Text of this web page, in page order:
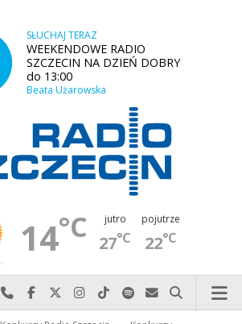
SŁUCHAJ TERAZ
WEEKENDOWE RADIO
SZCZECIN NA DZIEŃ DOBRY
do 13:00
Beata Użarowska
14°C jutro
27°C
pojutrze
22°C
Najlepiej po prostu do nas zadzwoń
Odwiedź nas na Facebook-u
Odwiedź nas na X
Odwiedź nas na Instagram-ie
Odwiedź nas na TikTok-u
Szukaj nas na Spotify
Wyślij do nas
Szukaj